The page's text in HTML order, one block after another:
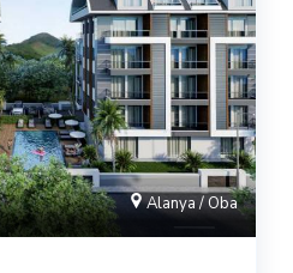
Alanya / Oba